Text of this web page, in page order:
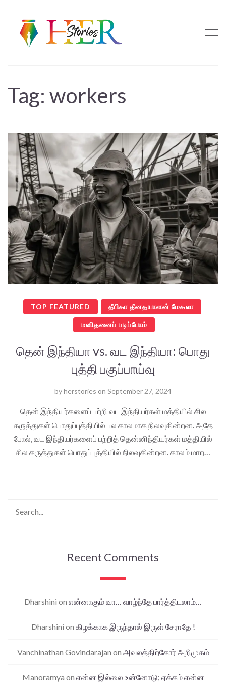
Tag: workers
TOP FEATURED தீபிகா தீனதயாளன் மேகலா
மனிதனைப் படிப்போம்
தென் இந்தியா vs. வட இந்தியா: பொது
புத்தி பகுப்பாய்வு
byherstories on September 27, 2024
தென் இந்தியர்களைப் பற்றி வட இந்தியர்கள் மத்தியில் சில
கருத்துகள் பொதுப்புத்தியில் பல காலமாக நிலவுகின்றன. அதே
போல், வட இந்தியர்களைப் பற்றித் தென்னிந்தியர்கள் மத்தியில்
சில கருத்துகள் பொதுப்புத்தியில் நிலவுகின்றன. காலம் மாற…
Recent Comments
Dharshini on என்னாகும் வா… வாழ்ந்தே பார்த்திடலாம்…
Dharshini on கிழக்காக இருந்தால் இருள் சேராதே !
Vanchinathan Govindarajan on அவலத்திற்கோர் அறிமுகம்
Manoramya on என்ன இல்லை உன்னோடு; ஏக்கம் என்ன